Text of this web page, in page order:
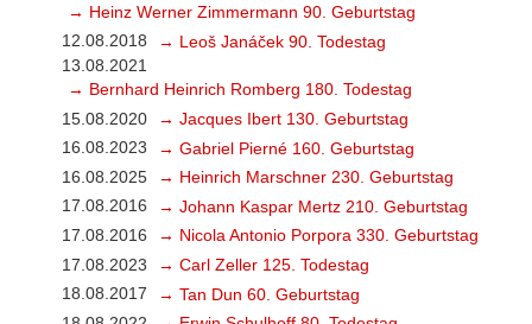
→ Heinz Werner Zimmermann 90. Geburtstag
12.08.2018
→ Leoš Janáček 90. Todestag
13.08.2021
→ Bernhard Heinrich Romberg 180. Todestag
15.08.2020
→ Jacques Ibert 130. Geburtstag
16.08.2023
→ Gabriel Pierné 160. Geburtstag
16.08.2025
→ Heinrich Marschner 230. Geburtstag
17.08.2016
→ Johann Kaspar Mertz 210. Geburtstag
17.08.2016
→ Nicola Antonio Porpora 330. Geburtstag
17.08.2023
→ Carl Zeller 125. Todestag
18.08.2017
→ Tan Dun 60. Geburtstag